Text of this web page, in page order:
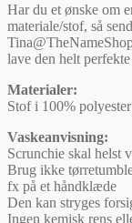
Har du et ønske om
materiale/stof, så
lave den helt
Materialer:
Stof i 100%
Vaskeanvisning:
Scrunchie skal helst
Brug ikke
fx på et håndklæde
Den kan stryges
Ingen kemisk rens